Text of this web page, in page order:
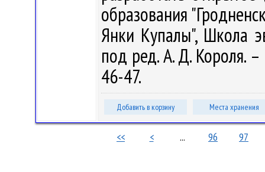
образования
Янки Купалы", Школа
под ред. А. Д. Короля.
46-47.
Добавить в корзину Места хранения
<< < ... 96 97